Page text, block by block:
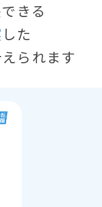
きる
した
られます